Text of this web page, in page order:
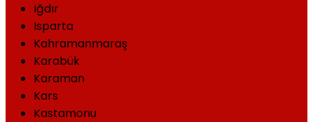
Iğdır
Isparta
Kahramanmaraş
Karabük
Karaman
Kars
Kastamonu